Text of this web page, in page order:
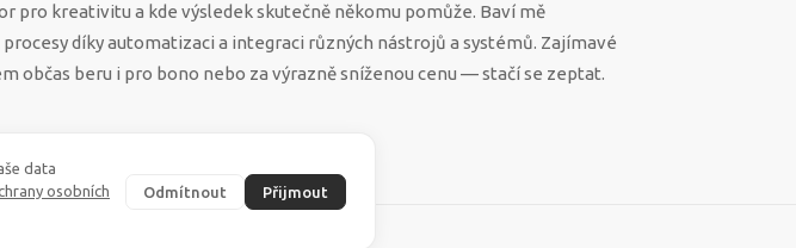
pro kreativitu a kde výsledek skutečně někomu pomůže. Baví mě
díky automatizaci a integraci různých nástrojů a systémů. Zajímavé
občas beru i pro bono nebo za výrazně sníženou cenu — stačí se zeptat.
data
osobních
Odmítnout Přijmout